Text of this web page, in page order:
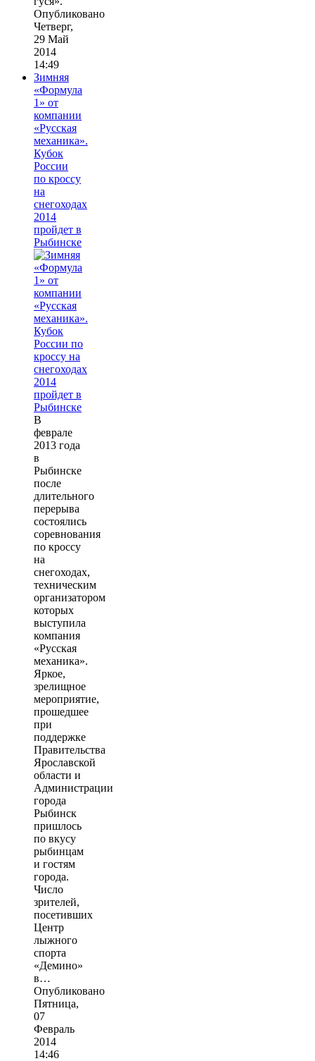
Опубликовано
Четверг,
29 Май
2014
14:49
Зимняя
«Формула
1» от
компании
«Русская
механика».
Кубок
России
по кроссу
на
снегоходах
2014
пройдет в
Рыбинске
В
феврале
2013 года
в
Рыбинске
после
длительного
перерыва
состоялись
соревнования
по кроссу
на
снегоходах,
техническим
организатором
которых
выступила
компания
«Русская
механика».
Яркое,
зрелищное
мероприятие,
прошедшее
при
поддержке
Правительства
Ярославской
области и
Администрации
города
Рыбинск
пришлось
по вкусу
рыбинцам
и гостям
города.
Число
зрителей,
посетивших
Центр
лыжного
спорта
«Демино»
в…
Опубликовано
Пятница,
07
Февраль
2014
14:46